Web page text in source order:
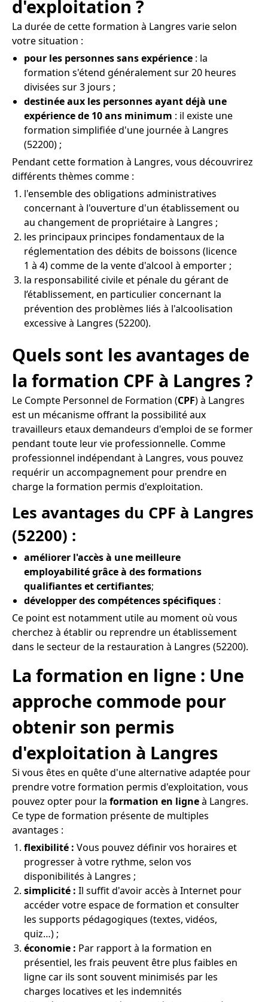
d'exploitation ?
La durée de cette formation à Langres varie selon
votre situation :
pour les personnes sans expérience : la
formation s'étend généralement sur 20 heures
divisées sur 3 jours ;
destinée aux les personnes ayant déjà une
expérience de 10 ans minimum : il existe une
formation simplifiée d'une journée à Langres
(52200) ;
Pendant cette formation à Langres, vous découvrirez
différents thèmes comme :
l'ensemble des obligations administratives
concernant à l'ouverture d'un établissement ou
au changement de propriétaire à Langres ;
les principaux principes fondamentaux de la
réglementation des débits de boissons (licence
1 à 4) comme de la vente d'alcool à emporter ;
la responsabilité civile et pénale du gérant de
l’établissement, en particulier concernant la
prévention des problèmes liés à l'alcoolisation
excessive à Langres (52200).
Quels sont les avantages de
la formation CPF à Langres ?
Le Compte Personnel de Formation (CPF) à Langres
est un mécanisme offrant la possibilité aux
travailleurs etaux demandeurs d'emploi de se former
pendant toute leur vie professionnelle. Comme
professionnel indépendant à Langres, vous pouvez
requérir un accompagnement pour prendre en
charge la formation permis d'exploitation.
Les avantages du CPF à Langres
(52200) :
améliorer l'accès à une meilleure
employabilité grâce à des formations
qualifiantes et certifiantes;
développer des compétences spécifiques :
Ce point est notamment utile au moment où vous
cherchez à établir ou reprendre un établissement
dans le secteur de la restauration à Langres (52200).
La formation en ligne : Une
approche commode pour
obtenir son permis
d'exploitation à Langres
Si vous êtes en quête d'une alternative adaptée pour
prendre votre formation permis d'exploitation, vous
pouvez opter pour la formation en ligneà Langres.
Ce type de formation présente de multiples
avantages :
flexibilité : Vous pouvez définir vos horaires et
progresser à votre rythme, selon vos
disponibilités à Langres ;
simplicité : Il suffit d'avoir accès à Internet pour
accéder votre espace de formation et consulter
les supports pédagogiques (textes, vidéos,
quiz…) ;
économie : Par rapport à la formation en
présentiel, les frais peuvent être plus faibles en
ligne car ils sont souvent minimisés par les
charges locatives et les indemnités